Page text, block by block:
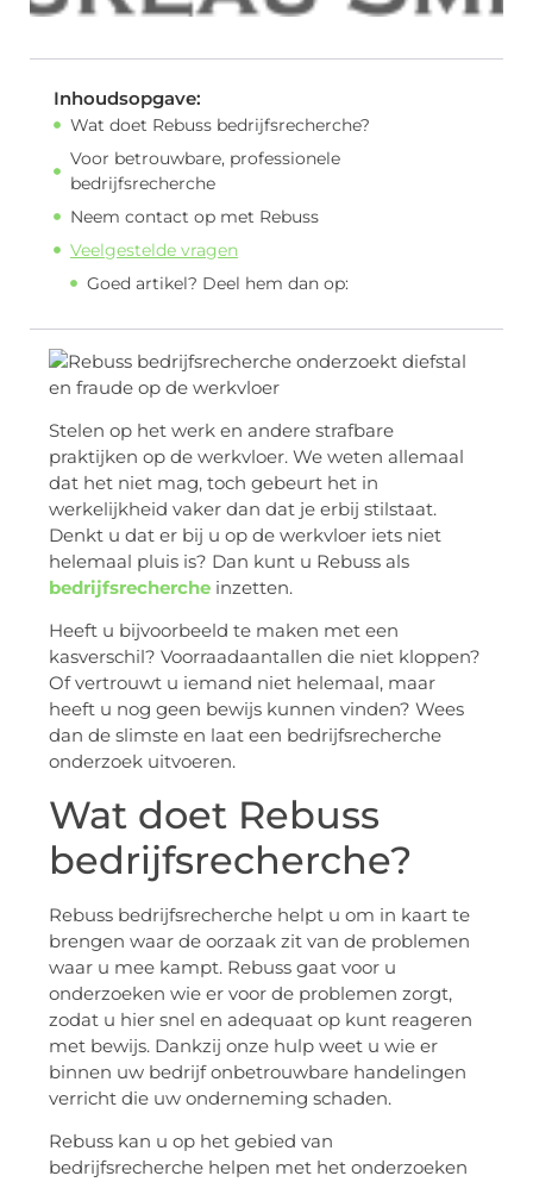
Inhoudsopgave:
Wat doet Rebuss bedrijfsrecherche?
Voor betrouwbare, professionele
bedrijfsrecherche
Neem contact op met Rebuss
Veelgestelde vragen
Goed artikel? Deel hem dan op:
Stelen op het werk en andere strafbare
praktijken op de werkvloer. We weten allemaal
dat het niet mag, toch gebeurt het in
werkelijkheid vaker dan dat je erbij stilstaat.
Denkt u dat er bij u op de werkvloer iets niet
helemaal pluis is? Dan kunt u Rebuss als
bedrijfsrecherche inzetten.
Heeft u bijvoorbeeld te maken met een
kasverschil? Voorraadaantallen die niet kloppen?
Of vertrouwt u iemand niet helemaal, maar
heeft u nog geen bewijs kunnen vinden? Wees
dan de slimste en laat een bedrijfsrecherche
onderzoek uitvoeren.
Wat doet Rebuss
bedrijfsrecherche?
Rebuss bedrijfsrecherche helpt u om in kaart te
brengen waar de oorzaak zit van de problemen
waar u mee kampt. Rebuss gaat voor u
onderzoeken wie er voor de problemen zorgt,
zodat u hier snel en adequaat op kunt reageren
met bewijs. Dankzij onze hulp weet u wie er
binnen uw bedrijf onbetrouwbare handelingen
verricht die uw onderneming schaden.
Rebuss kan u op het gebied van
bedrijfsrecherche helpen met het onderzoeken